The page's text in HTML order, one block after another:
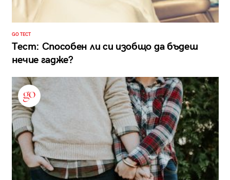
GO ТЕСТ
Тест: Способен ли си изобщо да бъдеш
нечие гадже?